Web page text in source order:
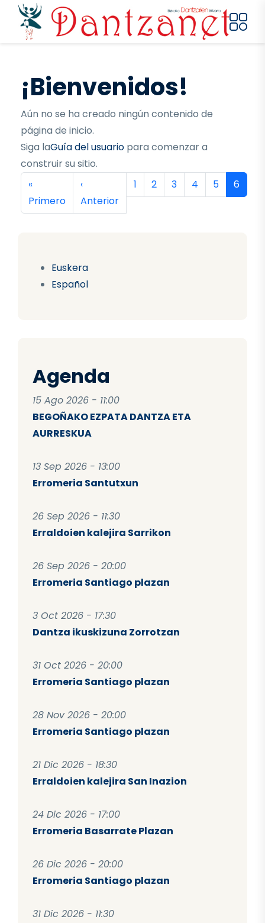
Pasar al contenido principal
Euskera
Español
Agenda
15 Ago 2026 - 11:00
BEGOÑAKO EZPATA DANTZA ETA
AURRESKUA
13 Sep 2026 - 13:00
Erromeria Santutxun
26 Sep 2026 - 11:30
Erraldoien kalejira Sarrikon
26 Sep 2026 - 20:00
Erromeria Santiago plazan
3 Oct 2026 - 17:30
Dantza ikuskizuna Zorrotzan
31 Oct 2026 - 20:00
Erromeria Santiago plazan
28 Nov 2026 - 20:00
Erromeria Santiago plazan
21 Dic 2026 - 18:30
Erraldoien kalejira San Inazion
24 Dic 2026 - 17:00
Erromeria Basarrate Plazan
26 Dic 2026 - 20:00
Erromeria Santiago plazan
31 Dic 2026 - 11:30
¡Bienvenidos!
Aún no se ha creado ningún contenido de
página de inicio.
Siga laGuía del usuario para comenzar a
construir su sitio.
Paginación
Primera página
«
Primero
Página anterior
‹
Anterior
Página
1 Página
2 Página
3 Página
4 Página
5 6